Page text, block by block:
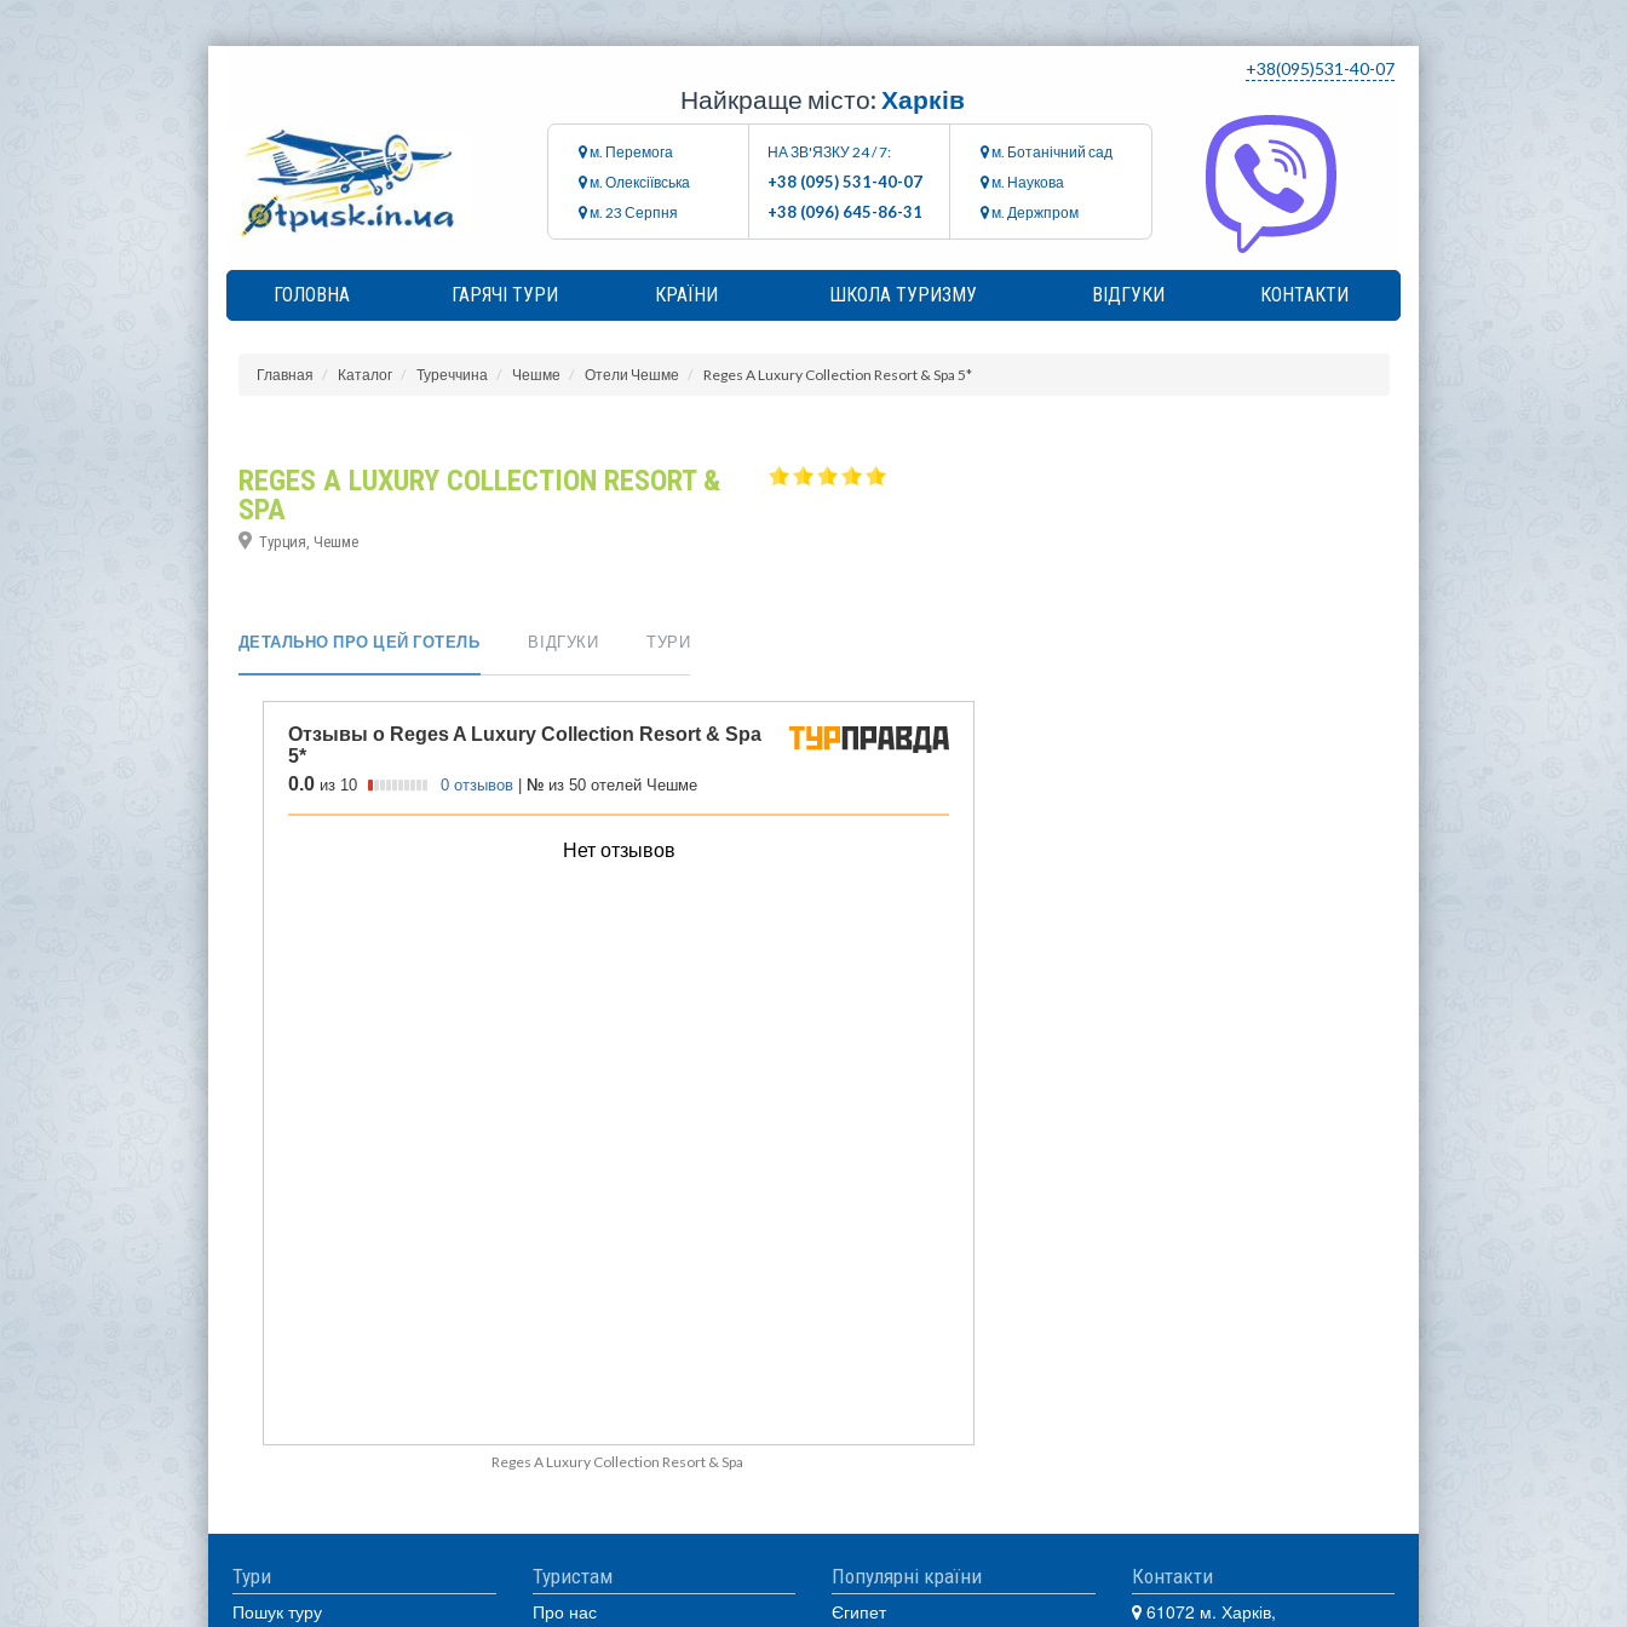
+38(095)531-40-07
Найкраще місто: Харків
м. Перемога
м. Олексіївська
м. 23 Серпня
НА ЗВ'ЯЗКУ 24 / 7:
+38 (095) 531-40-07
+38 (096) 645-86-31
м. Ботанічний сад
м. Наукова
м. Держпром
ГОЛОВНА ГАРЯЧІ ТУРИ КРАЇНИ ШКОЛА ТУРИЗМУ ВІДГУКИ КОНТАКТИ
Главная Каталог Туреччина Чешме Отели Чешме Reges A Luxury Collection Resort & Spa 5*
REGES A LUXURY COLLECTION RESORT &
SPA
Турция, Чешме
ДЕТАЛЬНО ПРО ЦЕЙ ГОТЕЛЬ ВІДГУКИ ТУРИ
Reges A Luxury Collection Resort & Spa
Тури
Пошук туру
Туристам
Про нас
Популярні країни
Єгипет
Контакти
61072 м. Харків,